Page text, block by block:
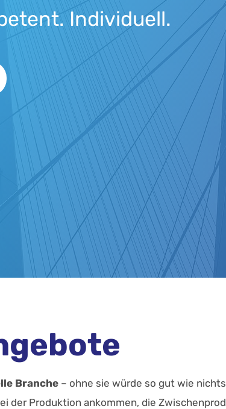
Individuell.
Branche – ohne sie würde so gut wie
der Produktion ankommen, die